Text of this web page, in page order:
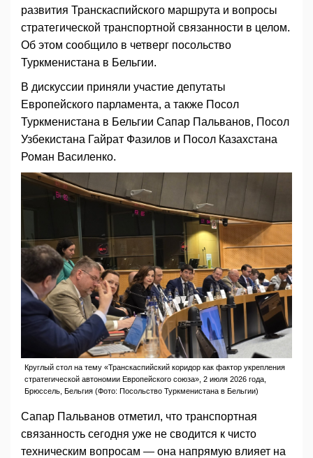
развития Транскаспийского маршрута и вопросы
стратегической транспортной связанности в целом.
Об этом сообщило в четверг посольство
Туркменистана в Бельгии.
В дискуссии приняли участие депутаты
Европейского парламента, а также Посол
Туркменистана в Бельгии Сапар Пальванов, Посол
Узбекистана Гайрат Фазилов и Посол Казахстана
Роман Василенко.
Круглый стол на тему «Транскаспийский коридор как фактор укрепления
стратегической автономии Европейского союза», 2 июля 2026 года,
Брюссель, Бельгия (Фото: Посольство Туркменистана в Бельгии)
Сапар Пальванов отметил, что транспортная
связанность сегодня уже не сводится к чисто
техническим вопросам — она напрямую влияет на